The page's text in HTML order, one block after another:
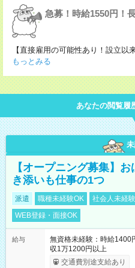
急募！時給1550円！
【直接雇用の可能性あり！設立
もっとみる
あなたの閲覧履
【オープニング募集】
き添いも仕事の1つ
派遣 職種未経験OK 社会人未経
WEB登録・面接OK
給与
無資格未経験：時給
収1万1200円以上
交通費別途支給あり